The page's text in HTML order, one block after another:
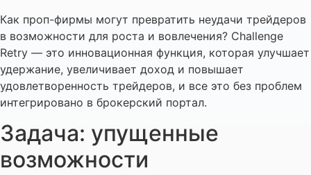
Как проп-фирмы могут превратить неудачи трейдеров
в возможности для роста и вовлечения? Challenge
Retry — это инновационная функция, которая улучшает
удержание, увеличивает доход и повышает
удовлетворенность трейдеров, и все это без проблем
интегрировано в брокерский портал.
Задача: упущенные
возможности